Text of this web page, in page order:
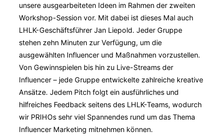
unsere ausgearbeiteten Ideen im Rahmen der zweiten
Workshop-Session vor. Mit dabei ist dieses Mal auch
LHLK-Geschäftsführer Jan Liepold. Jeder Gruppe
stehen zehn Minuten zur Verfügung, um die
ausgewählten Influencer und Maßnahmen vorzustellen.
Von Gewinnspielen bis hin zu Live-Streams der
Influencer – jede Gruppe entwickelte zahlreiche kreative
Ansätze. Jedem Pitch folgt ein ausführliches und
hilfreiches Feedback seitens des LHLK-Teams, wodurch
wir PRIHOs sehr viel Spannendes rund um das Thema
Influencer Marketing mitnehmen können.